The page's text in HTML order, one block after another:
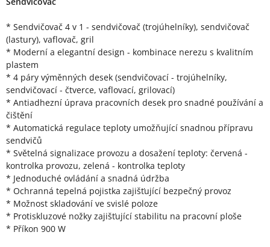
* Sendvičovač 4 v 1 - sendvičovač (trojúhelníky), sendvičovač
(lastury), vaflovač, gril
* Moderní a elegantní design - kombinace nerezu s kvalitním
plastem
* 4 páry výměnných desek (sendvičovací - trojúhelníky,
sendvičovací - čtverce, vaflovací, grilovací)
* Antiadhezní úprava pracovních desek pro snadné používání a
čištění
* Automatická regulace teploty umožňující snadnou přípravu
sendvičů
* Světelná signalizace provozu a dosažení teploty: červená -
kontrolka provozu, zelená - kontrolka teploty
* Jednoduché ovládání a snadná údržba
* Ochranná tepelná pojistka zajišťující bezpečný provoz
* Možnost skladování ve svislé poloze
* Protiskluzové nožky zajišťující stabilitu na pracovní ploše
* Příkon 900 W